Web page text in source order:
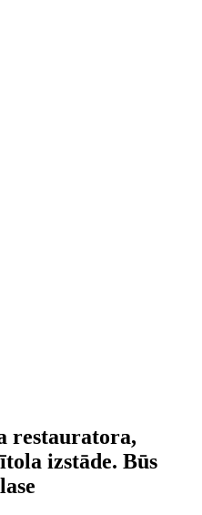
restauratora,
izstāde. Būs